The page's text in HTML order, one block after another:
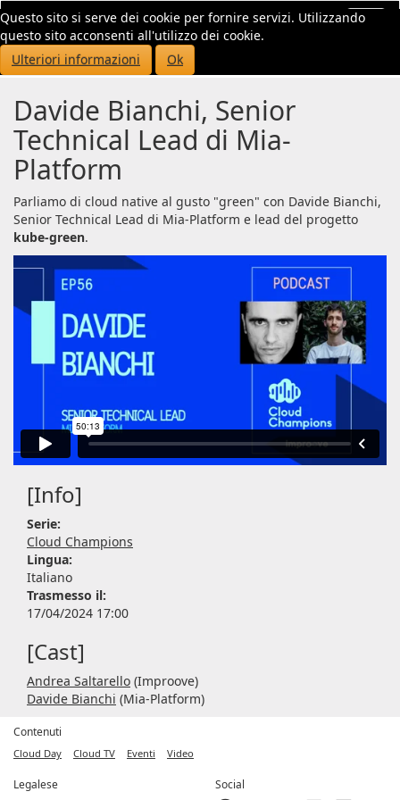
Questo sito si serve dei cookie per fornire servizi. Utilizzando
questo sito acconsenti all'utilizzo dei cookie.
Ulteriori informazioni
Ok
Davide Bianchi, Senior
Technical Lead di Mia-
Platform
Parliamo di cloud native al gusto "green" con Davide Bianchi,
Senior Technical Lead di Mia-Platform e lead del progetto
kube-green.
[Info]
Serie:
Cloud Champions
Lingua:
Italiano
Trasmesso il:
17/04/2024 17:00
[Cast]
Andrea Saltarello (Improove)
Davide Bianchi (Mia-Platform)
Contenuti
Cloud Day Cloud TV Eventi Video
Legalese Social